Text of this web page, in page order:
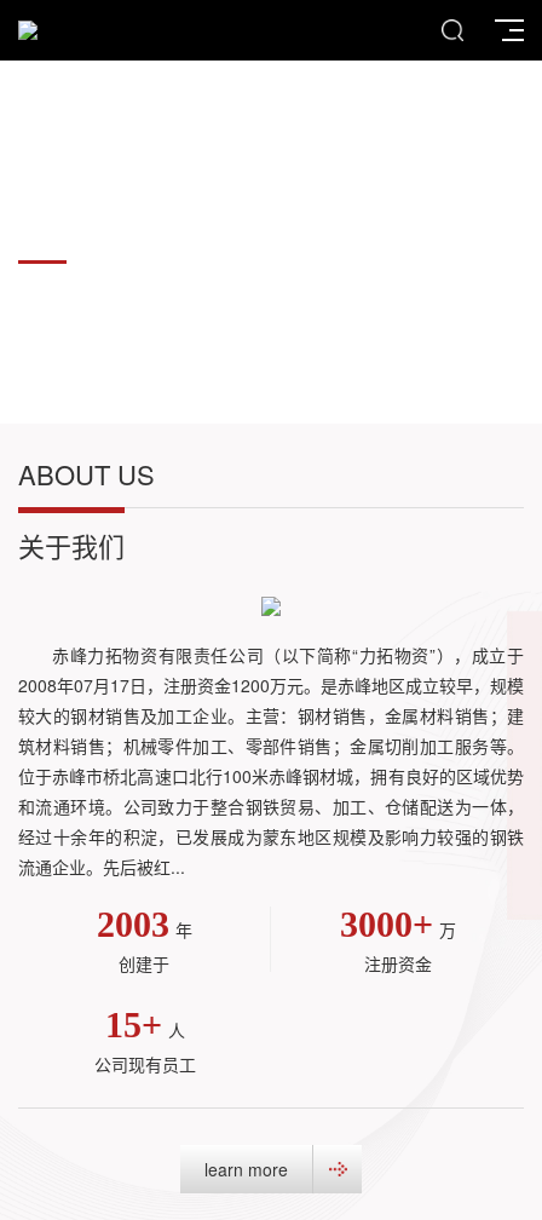
ABOUT US
关于我们
赤峰力拓物资有限责任公司（以下简称“力拓物资”），成立于
2008年07月17日，注册资金1200万元。是赤峰地区成立较早，规模
较大的钢材销售及加工企业。主营：钢材销售，金属材料销售；建
筑材料销售；机械零件加工、零部件销售；金属切削加工服务等。
位于赤峰市桥北高速口北行100米赤峰钢材城，拥有良好的区域优势
和流通环境。公司致力于整合钢铁贸易、加工、仓储配送为一体，
经过十余年的积淀，已发展成为蒙东地区规模及影响力较强的钢铁
流通企业。先后被红...
2003 年
创建于
3000+ 万
注册资金
15+ 人
公司现有员工
learn more